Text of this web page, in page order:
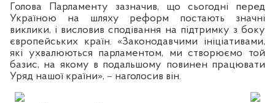
Голова Парламенту зазначив, що сьогодні перед
Україною на шляху реформ постають значні
виклики, і висловив сподівання на підтримку з боку
європейських країн. «Законодавчими ініціативами,
які ухвалюються парламентом, ми створюємо той
базис, на якому в подальшому повинен працювати
Уряд нашої країни», – наголосив він.